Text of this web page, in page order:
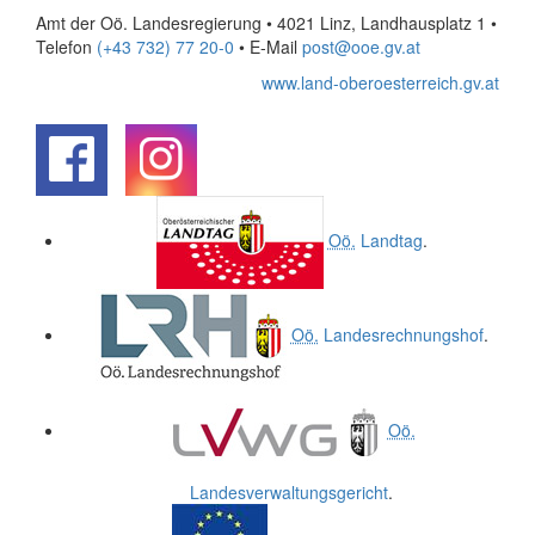
Amt der Oö. Landesregierung • 4021 Linz, Landhausplatz 1 •
Telefon (+43 732) 77 20-0 • E-Mail post@ooe.gv.at
www.land-oberoesterreich.gv.at
Oö. Landtag.
Oö. Landesrechnungshof.
Oö.
Landesverwaltungsgericht.